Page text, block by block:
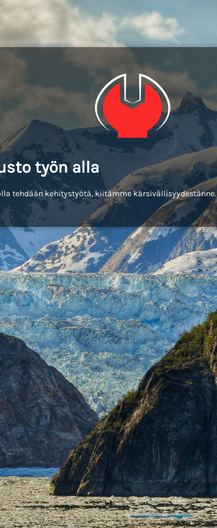
työn alla
tehdään kehitystyötä, kiitämme kärsivällisyydestänne.